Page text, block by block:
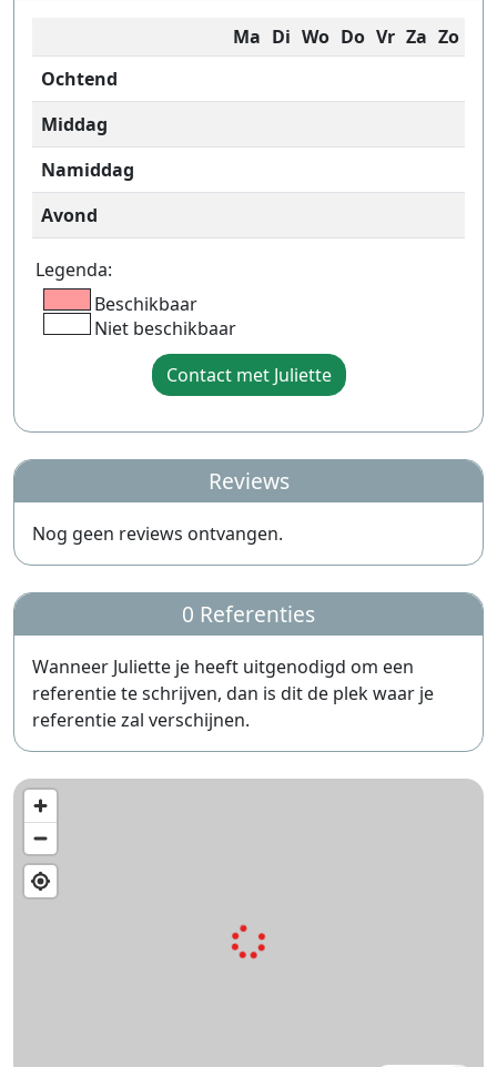
Ma Di Wo Do Vr Za Zo
Ochtend
Middag
Namiddag
Avond
Legenda:
Beschikbaar
Niet beschikbaar
Contact met Juliette
Reviews
Nog geen reviews ontvangen.
0 Referenties
Wanneer Juliette je heeft uitgenodigd om een
referentie te schrijven, dan is dit de plek waar je
referentie zal verschijnen.